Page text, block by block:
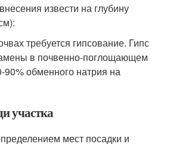
извести на глубину
требуется гипсование. Гипс
в почвенно-поглощающем
90% обменного натрия на
участка
мест посадки и